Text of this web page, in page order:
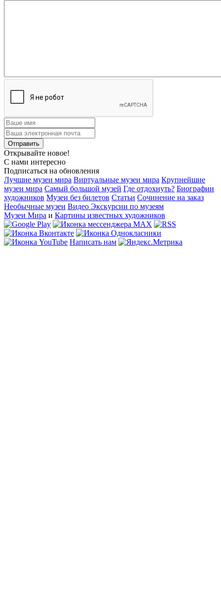
Открывайте новое!
С нами интересно
Подписаться на обновления
Лучшие музеи мира Виртуальные музеи мира Крупнейшие
музеи мира Самый большой музей Где отдохнуть? Биографии
художников Музеи без билетов Статьи Сочинение на заказ
Необычные музеи Видео Экскурсии по музеям
Музеи Мира и Картины известных художников
Написать нам